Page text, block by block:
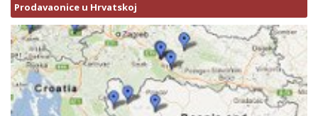
Prodavaonice u Hrvatskoj